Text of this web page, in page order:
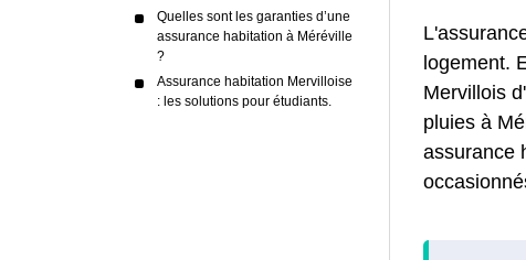
Quelles sont les garanties d’une
assurance habitation à Méréville
?
Assurance habitation Mervilloise
: les solutions pour étudiants.
logement.
Mervillois
pluies à
assurance